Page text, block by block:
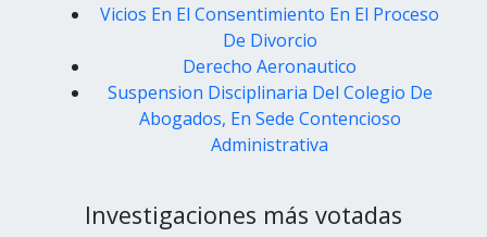
Vicios En El Consentimiento En El Proceso
De Divorcio
Derecho Aeronautico
Suspension Disciplinaria Del Colegio De
Abogados, En Sede Contencioso
Administrativa
Investigaciones más votadas